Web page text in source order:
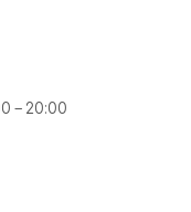
– 20:00